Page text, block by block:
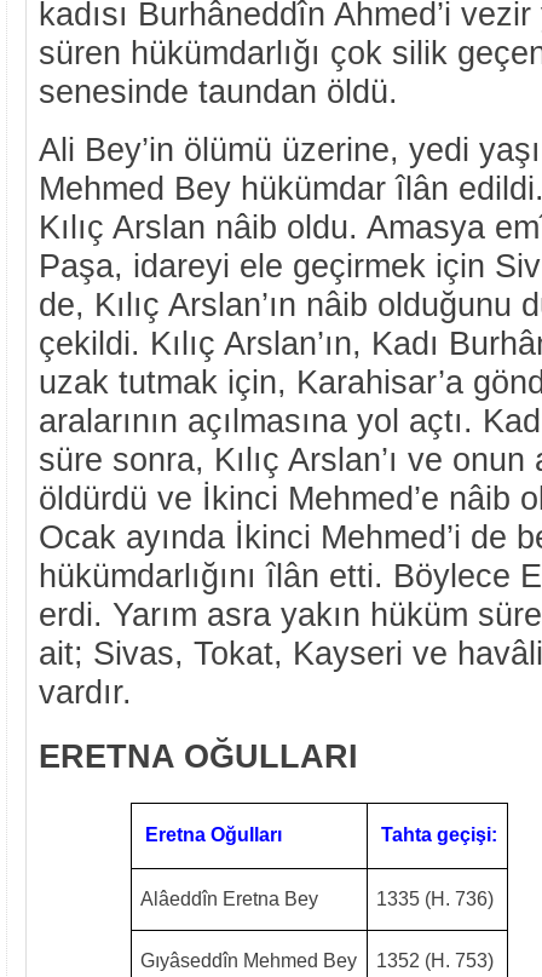
kadısı Burhâneddîn Ahmed’i
süren hükümdarlığı çok silik
senesinde taundan öldü.
Ali Bey’in ölümü üzerine, yedi
Mehmed Bey hükümdar îlân
Kılıç Arslan nâib oldu. Amasya
Paşa, idareyi ele geçirmek için
de, Kılıç Arslan’ın nâib olduğunu
çekildi. Kılıç Arslan’ın, Kadı
uzak tutmak için, Karahisar’a
aralarının açılmasına yol açtı.
süre sonra, Kılıç Arslan’ı ve onun
öldürdü ve İkinci Mehmed’e nâib
Ocak ayında İkinci Mehmed’i de
hükümdarlığını îlân etti. Böylece
erdi. Yarım asra yakın hüküm
ait; Sivas, Tokat, Kayseri ve
vardır.
ERETNA OĞULLARI
Eretna Oğulları Tahta geçişi:
Alâeddîn Eretna Bey 1335 (H. 736)
Gıyâseddîn Mehmed Bey 1352 (H. 753)